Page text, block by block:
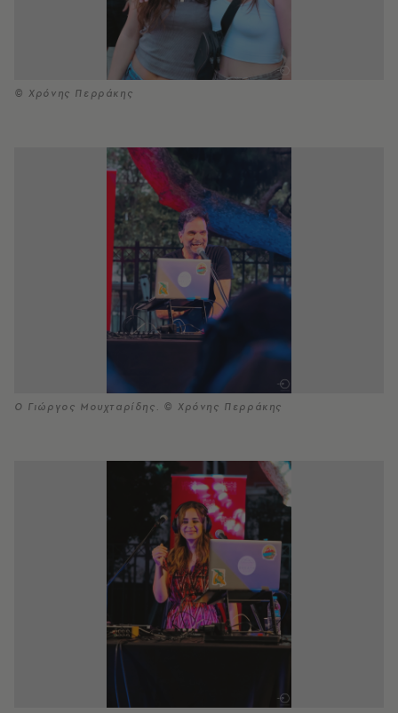
© Χρόνης Περράκης
Ο Γιώργος Μουχταρίδης. © Χρόνης Περράκης